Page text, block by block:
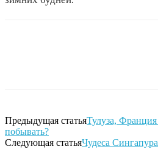
Предыдущая статьяТулуза, Франция
побывать?
Следующая статьяЧудеса